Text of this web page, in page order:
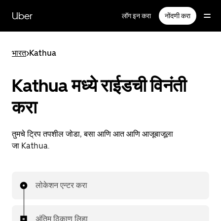
सामग्रीवरUber लॉग इन करा नोंदणी करा
भारत>Kathua
Kathua मध्ये राईडची विनंती
करा
तुमचे ट्रिप तपशील जोडा, बसा आणि आत आणि आजूबाजूला
जा Kathua.
लोकेशन एन्टर करा
अंतिम ठिकाण लिहा